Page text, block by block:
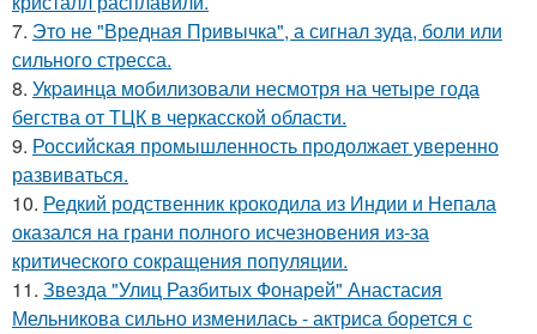
7. Это не "Вредная Привычка", а сигнал зуда, боли или
сильного стресса.
8. Укpaинца мобилизовали несмотря на четыре года
бегства от ТЦК в черкасской области.
9. Российская промышленность продолжает уверенно
развиваться.
10. Редкий родственник крокодила из Индии и Непала
оказался на грани полного исчезновения из-за
критического сокращения популяции.
11. Звезда "Улиц Разбитых Фонарей" Анастасия
Мельникова сильно изменилась - актриса борется с